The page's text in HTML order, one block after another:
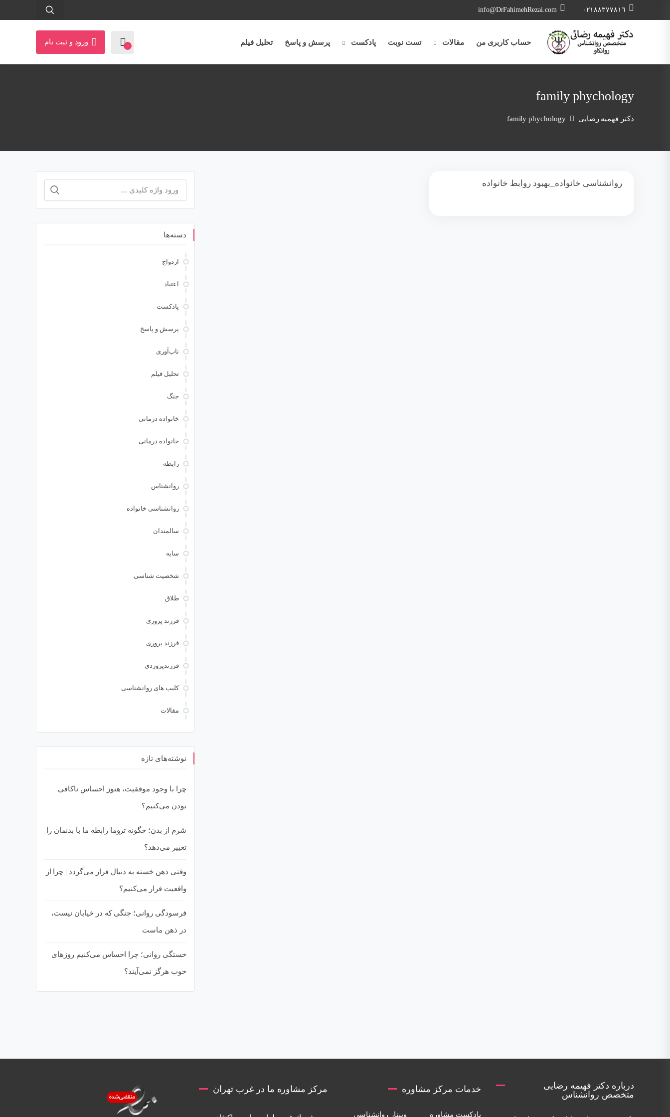
٠٢١٨٨٣٧٧٨١٦ info@DrFahimehRezai.com
حساب کاربری من مقالات تست نوبت پادکست پرسش و پاسخ تحلیل فیلم ۰ ورود و ثبت نام
family phychology
دکتر فهمیه رضایی family phychology
روانشناسی خانواده_بهبود روابط خانواده جستجو
دسته‌ها
ازدواج
اعتیاد
پادکست
پرسش و پاسخ
تاب‌آوری
تحلیل فیلم
جنگ
خانواده درمانی
خانواده درمانی
رابطه
روانشناس
روانشناسی خانواده
سالمندان
سایه
شخصیت شناسی
طلاق
فرزند پروری
فرزند پروری
فرزندپروردی
کلیپ های روانشناسی
مقالات
نوشته‌های تازه
چرا با وجود موفقیت، هنوز احساس ناکافی
بودن می‌کنیم؟
شرم از بدن؛ چگونه تروما رابطه ما با بدنمان را
تغییر می‌دهد؟
وقتی ذهن خسته به دنبال فرار می‌گردد | چرا از
واقعیت فرار می‌کنیم؟
فرسودگی روانی؛ جنگی که در خیابان نیست،
در ذهن ماست
خستگی روانی؛ چرا احساس می‌کنیم روزهای
خوب هرگز نمی‌آیند؟
درباره دکتر فهیمه رضایی
متخصص روانشناس
خدمات مرکز مشاوره
پادکست مشاوره وبینار روانشناسی
مرکز مشاوره ما در غرب تهران